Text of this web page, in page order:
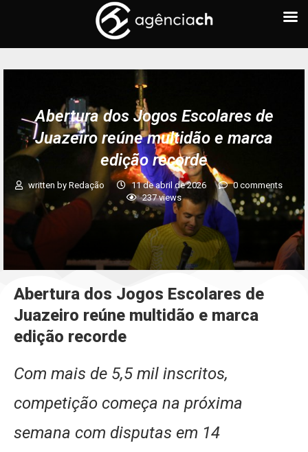
Abertura dos Jogos Escolares de
Juazeiro reúne multidão e marca
edição recorde
written by Redação 11 de abril de 2026
0 comments
237views
Abertura dos Jogos Escolares de
Juazeiro reúne multidão e marca
edição recorde
Com mais de 5,5 mil inscritos,
competição começa na próxima
semana com disputas em 14